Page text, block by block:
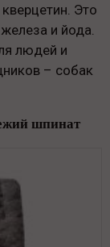
кверцетин. Это
и йода.
людей и
– собак
шпинат